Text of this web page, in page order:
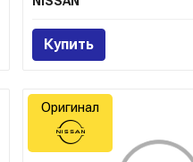
Купить
Оригинал